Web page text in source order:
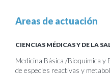
Areas de actuación
CIENCIAS MÉDICAS Y DE LA
Medicina Básica /Bioquímica
de especies reactivas y